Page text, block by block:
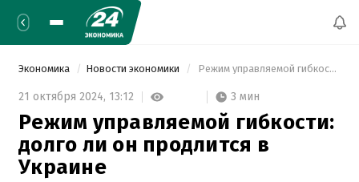
Экономика Новости экономики Режим управляемой гибкости: долго ли он продлится в Украине
21 октября 2024, 13:12 3 мин
Режим управляемой гибкости:
долго ли он продлится в
Украине